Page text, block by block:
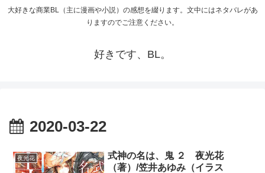
大好きな商業BL（主に漫画や小説）の感想を綴ります。文中にはネタバレがあ
りますのでご注意ください。
好きです、BL。
2020-03-22
夜光花
式神の名は、鬼 ２ 夜光花
（著）/笠井あゆみ（イラス